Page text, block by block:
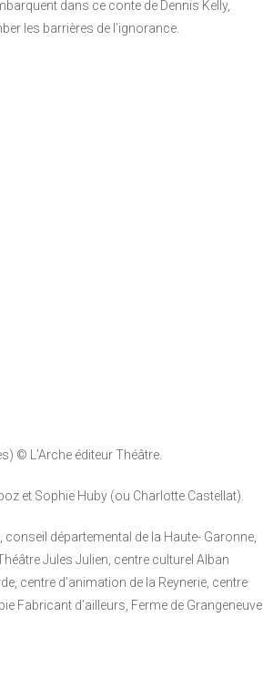
dans ce conte de Dennis Kelly,
les barrières de l’ignorance.
© L’Arche éditeur Théâtre.
et Sophie Huby (ou Charlotte Castellat).
départemental de la Haute- Garonne,
Jules Julien, centre culturel Alban
centre d’animation de la Reynerie, centre
Fabricant d’ailleurs, Ferme de Grangeneuve.